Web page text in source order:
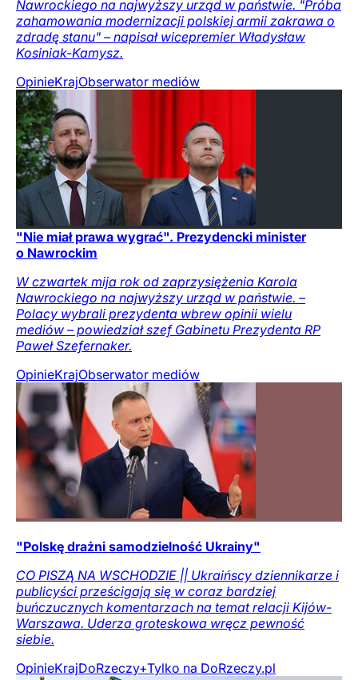
Nawrockiego na najwyższy urząd w państwie. "Próba
zahamowania modernizacji polskiej armii zakrawa o
zdradę stanu" – napisał wicepremier Władysław
Kosiniak-Kamysz.
OpinieKrajObserwator mediów
"Nie miał prawa wygrać". Prezydencki minister
o Nawrockim
W czwartek mija rok od zaprzysiężenia Karola
Nawrockiego na najwyższy urząd w państwie. –
Polacy wybrali prezydenta wbrew opinii wielu
mediów – powiedział szef Gabinetu Prezydenta RP
Paweł Szefernaker.
OpinieKrajObserwator mediów
"Polskę drażni samodzielność Ukrainy"
CO PISZĄ NA WSCHODZIE || Ukraińscy dziennikarze i
publicyści prześcigają się w coraz bardziej
buńczucznych komentarzach na temat relacji Kijów-
Warszawa. Uderza groteskowa wręcz pewność
siebie.
OpinieKrajDoRzeczy+Tylko na DoRzeczy.pl